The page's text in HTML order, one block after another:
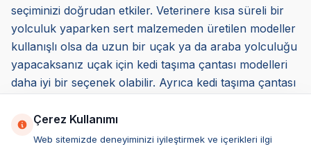
seçiminizi doğrudan etkiler. Veterinere kısa süreli bir
yolculuk yaparken sert malzemeden üretilen modeller
kullanışlı olsa da uzun bir uçak ya da araba yolculuğu
yapacaksanız uçak için kedi taşıma çantası modelleri
daha iyi bir seçenek olabilir. Ayrıca kedi taşıma çantası
olmalıdır. Sert ürünler yerine daha yumuşak yapıya
sahip ürünleri tercih edebilirsiniz.
Çerez Kullanımı
Web sitemizde deneyiminizi iyileştirmek ve içerikleri ilgi